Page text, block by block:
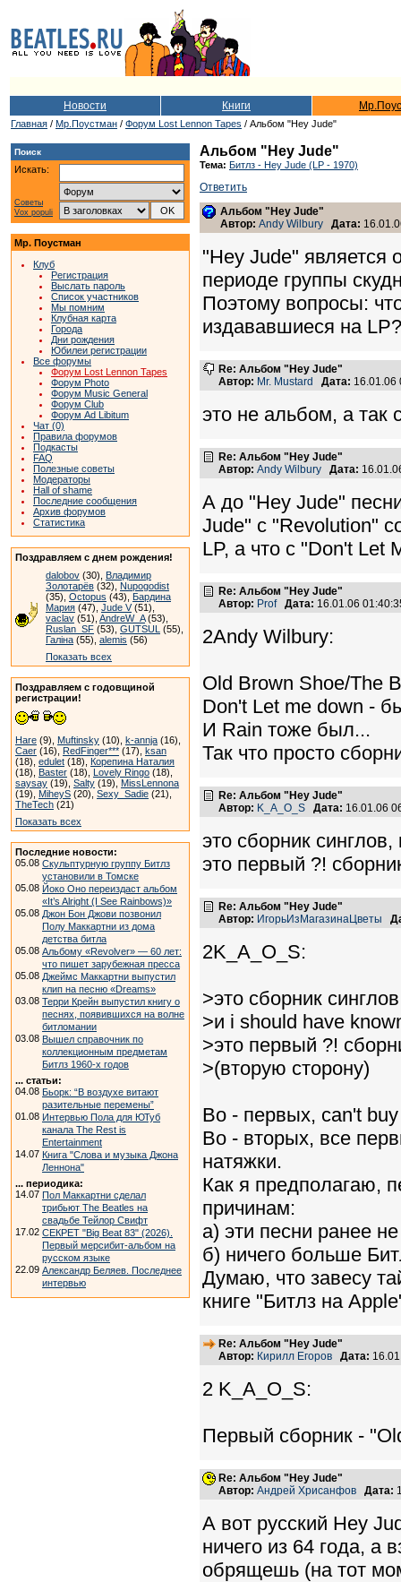
Новости Книги
Главная / Мр.Поустман / Форум Lost Lennon Tapes / Альбом "Hey Jude"
Поиск
Искать:
Советы
Vox populi
Мр. Поустман
Клуб
Регистрация
Выслать пароль
Список участников
Мы помним
Клубная карта
Города
Дни рождения
Юбилеи регистрации
Все форумы
Форум Lost Lennon Tapes
Форум Photo
Форум Music General
Форум Club
Форум Ad Libitum
Чат (0)
Правила форумов
Подкасты
FAQ
Полезные советы
Модераторы
Hall of shame
Последние сообщения
Архив форумов
Статистика
Поздравляем с днем рождения!
dalobov (30), Владимир
Золотарёв (32), Nupogodist
(35), Octopus (43), Бардина
Мария (47), Jude V(51),
vaclav (51), AndreW_A(53),
Ruslan_SF (53), GUTSUL (55),
Галіна (55), alemis (56)
Показать всех
Поздравляем с годовщиной
регистрации!
Hare (9), Muftinsky (10), k-annja (16),
Caer (16), RedFinger*** (17), ksan
(18), edulet (18), Корепина Наталия
(18), Baster (18), Lovely Ringo (18),
saysay (19), Salty (19), MissLennona
(19), MiheyS (20), Sexy_Sadie (21),
TheTech (21)
Показать всех
Последние новости:
05.08 Скульптурную группу Битлз
установили в Томске
05.08 Йоко Оно переиздаст альбом
«It’s Alright (I See Rainbows)»
05.08 Джон Бон Джови позвонил
Полу Маккартни из дома
детства битла
05.08 Альбому «Revolver» — 60 лет:
что пишет зарубежная пресса
05.08 Джеймс Маккартни выпустил
клип на песню «Dreams»
03.08 Терри Крейн выпустил книгу о
песнях, появившихся на волне
битломании
03.08 Вышел справочник по
коллекционным предметам
Битлз 1960-х годов
... статьи:
04.08 Бьорк: “В воздухе витают
разительные перемены”
01.08 Интервью Пола для ЮТуб
канала The Rest is
Entertainment
14.07 Книга "Слова и музыка Джона
Леннона"
... периодика:
14.07 Пол Маккартни сделал
трибьют The Beatles на
свадьбе Тейлор Свифт
17.02 СЕКРЕТ "Big Beat 83" (2026).
Первый мерсибит-альбом на
русском языке
22.09 Александр Беляев. Последнее
интервью
Альбом "Hey Jude"
Тема: Битлз - Hey Jude (LP - 1970)
Ответить
Альбом "Hey Jude"
Автор: Andy Wilbury Дата:
"Hey Jude"
периоде группы
Поэтому вопросы:
издававшиеся на
Re: Альбом "Hey Jude"
Автор: Mr. Mustard Дата:
это не альбом, а так
Re: Альбом "Hey Jude"
Автор: Andy Wilbury Дата:
А до "Hey Jude"
Jude" с "Revolution"
LP, а что с "Don't Let
Re: Альбом "Hey Jude"
Автор: Prof Дата: 16.01.06
2Andy Wilbury:
Old Brown Shoe/The
Don't Let me down -
И Rain тоже был...
Так что просто
Re: Альбом "Hey Jude"
Автор: K_A_O_S Дата: 16.01.06
это сборник
это первый ?!
Re: Альбом "Hey Jude"
Автор: ИгорьИзМагазинаЦветы
2K_A_O_S:
>это сборник
>и i should have
>это первый ?!
>(вторую сторону)
Во - первых, can't
Во - вторых, все
натяжки.
Как я предполагаю,
причинам:
а) эти песни ранее
б) ничего больше
Думаю, что завесу
книге "Битлз на
Re: Альбом "Hey Jude"
Автор: Кирилл Егоров Дата:
2 K_A_O_S:
Первый сборник -
Re: Альбом "Hey Jude"
Автор: Андрей Хрисанфов Дата:
А вот русский Hey
ничего из 64 года, а
обрящешь (на тот